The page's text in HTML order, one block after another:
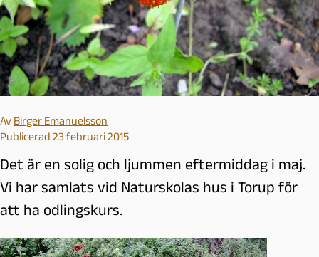
Av Birger Emanuelsson
Publicerad 23 februari 2015
Det är en solig och ljummen eftermiddag i maj.
Vi har samlats vid Naturskolas hus i Torup för
att ha odlingskurs.